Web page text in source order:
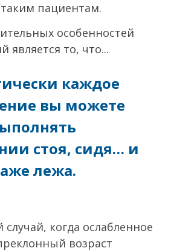
пациентам.
особенностей
является то, что...
каждое
вы можете
стоя, сидя… и
лежа.
когда ослабленное
возраст